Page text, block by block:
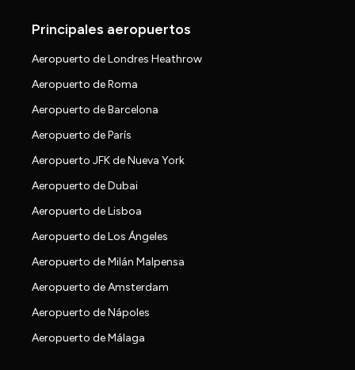
Principales aeropuertos
Aeropuerto de Londres Heathrow
Aeropuerto de Roma
Aeropuerto de Barcelona
Aeropuerto de París
Aeropuerto JFK de Nueva York
Aeropuerto de Dubai
Aeropuerto de Lisboa
Aeropuerto de Los Ángeles
Aeropuerto de Milán Malpensa
Aeropuerto de Amsterdam
Aeropuerto de Nápoles
Aeropuerto de Málaga